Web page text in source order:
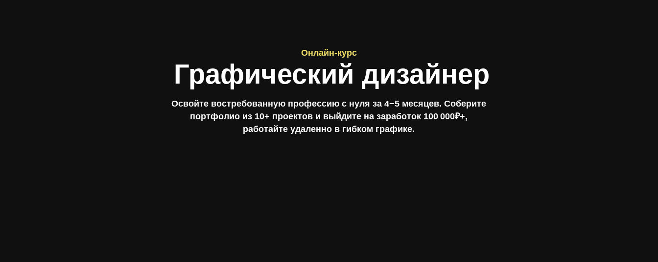
Графический дизайнер
Онлайн-курс
Освойте востребованную профессию с нуля за 4−5 месяцев. Соберите
портфолио из 10+ проектов и выйдите на заработок 100 000₽+,
работайте удаленно в гибком графике.